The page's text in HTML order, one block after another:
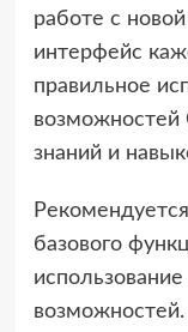
работе с
интерфейс
правильное
возможностей
знаний и
базового